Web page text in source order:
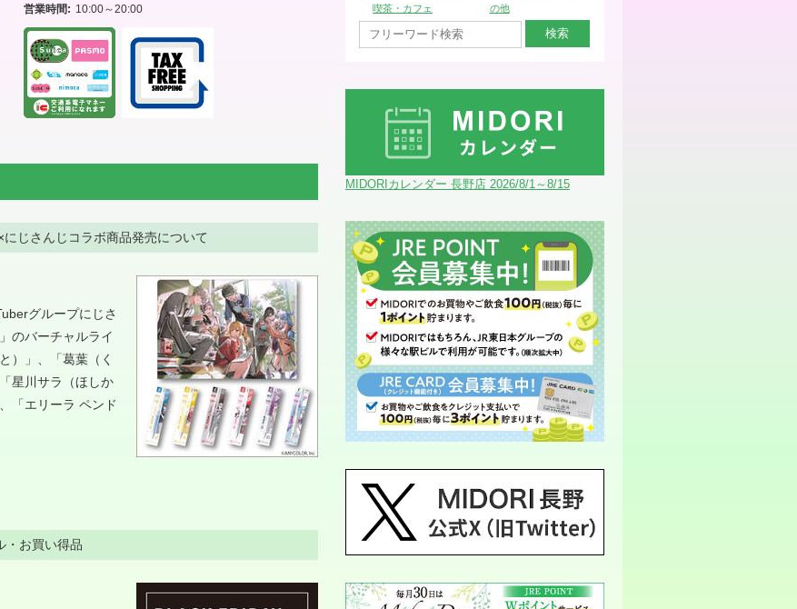
営業時間
10:00～20:00
じさんじコラボ商品発売について
グループにじさ
のバーチャルライ
）」、「葛葉（く
星川サラ（ほしか
「エリーラ ペンド
・お買い得品
喫茶・カフェ
の他
MIDORIカレンダー 長野店 2026/8/1～8/15